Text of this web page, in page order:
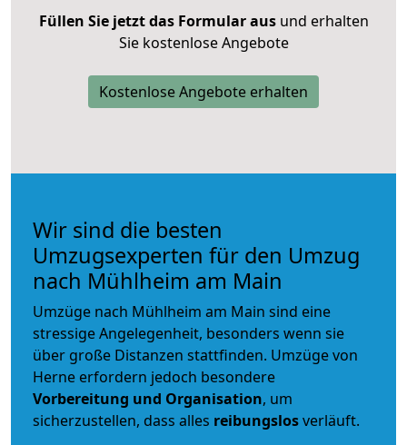
Füllen Sie jetzt das Formular ausund erhalten
Sie kostenlose Angebote
Kostenlose Angebote erhalten
Wir sind die besten
Umzugsexperten für den Umzug
nach Mühlheim am Main
Umzüge nach Mühlheim am Main sind eine
stressige Angelegenheit, besonders wenn sie
über große Distanzen stattfinden. Umzüge von
Herne erfordern jedoch besondere
Vorbereitung und Organisation, um
sicherzustellen, dass alles reibungslosverläuft.